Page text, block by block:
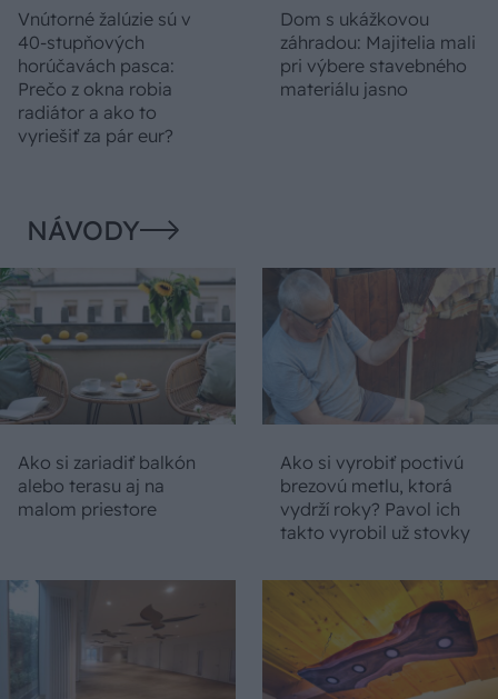
Vnútorné žalúzie sú v
40-stupňových
horúčavách pasca:
Prečo z okna robia
radiátor a ako to
vyriešiť za pár eur?
Dom s ukážkovou
záhradou: Majitelia mali
pri výbere stavebného
materiálu jasno
NÁVODY
Ako si zariadiť balkón
alebo terasu aj na
malom priestore
Ako si vyrobiť poctivú
brezovú metlu, ktorá
vydrží roky? Pavol ich
takto vyrobil už stovky